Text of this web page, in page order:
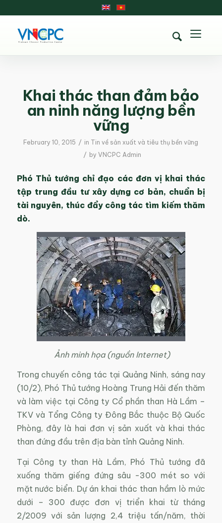
Khai thác than đảm bảo
an ninh năng lượng bền
vững
February 10, 2015 / in Tin về sản xuất và tiêu thụ bền vững
/ by VNCPC Admin
Phó Thủ tướng chỉ đạo các đơn vị khai thác
tập trung đầu tư xây dựng cơ bản, chuẩn bị
tài nguyên, thúc đẩy công tác tìm kiếm thăm
dò.
Ảnh minh họa (nguồn Internet)
Trong chuyến công tác tại Quảng Ninh, sáng nay
(10/2), Phó Thủ tướng Hoàng Trung Hải đến thăm
và làm việc tại Công ty Cổ phần than Hà Lầm –
TKV và Tổng Công ty Đông Bắc thuộc Bộ Quốc
Phòng, đây là hai đơn vị sản xuất và khai thác
than đứng đầu trên địa bàn tỉnh Quảng Ninh.
Tại Công ty than Hà Lầm, Phó Thủ tướng đã
xuống thăm giếng đứng sâu -300 mét so với
mặt nước biển. Dự án khai thác than hầm lò mức
dưới – 300 được đơn vị triển khai từ tháng
2/2009 với sản lượng 2,4 triệu tấn/năm, thời